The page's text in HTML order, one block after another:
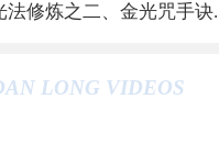
法修炼之二、金光咒手诀
LONG VIDEOS